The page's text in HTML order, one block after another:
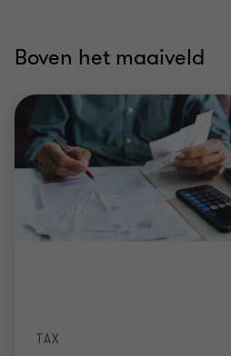
Boven het maaiveld
TAX